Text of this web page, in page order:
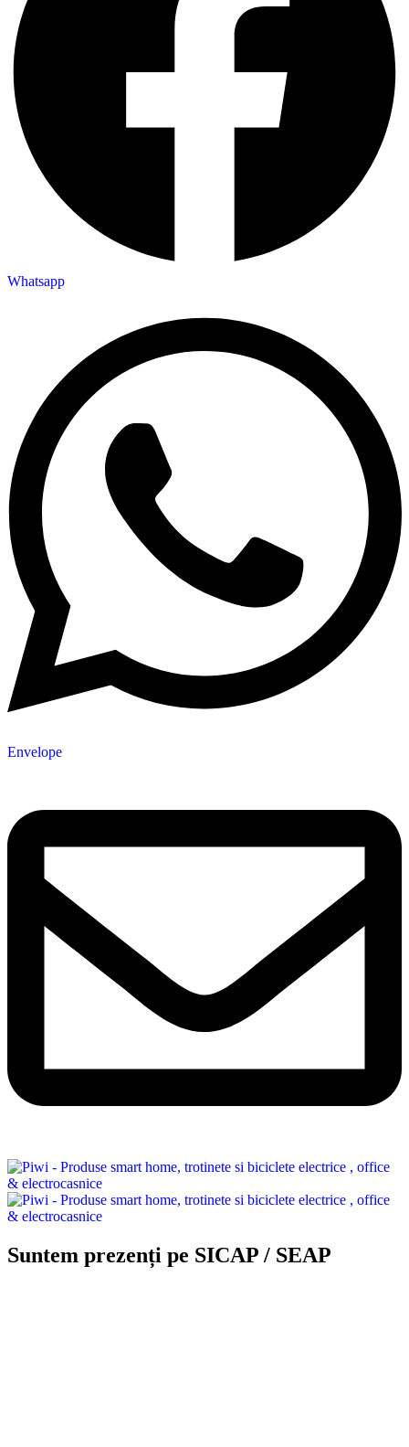
Whatsapp
Envelope
Suntem prezenți pe SICAP / SEAP